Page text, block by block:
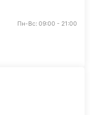
Пн-Вс: 09:00 - 21:00